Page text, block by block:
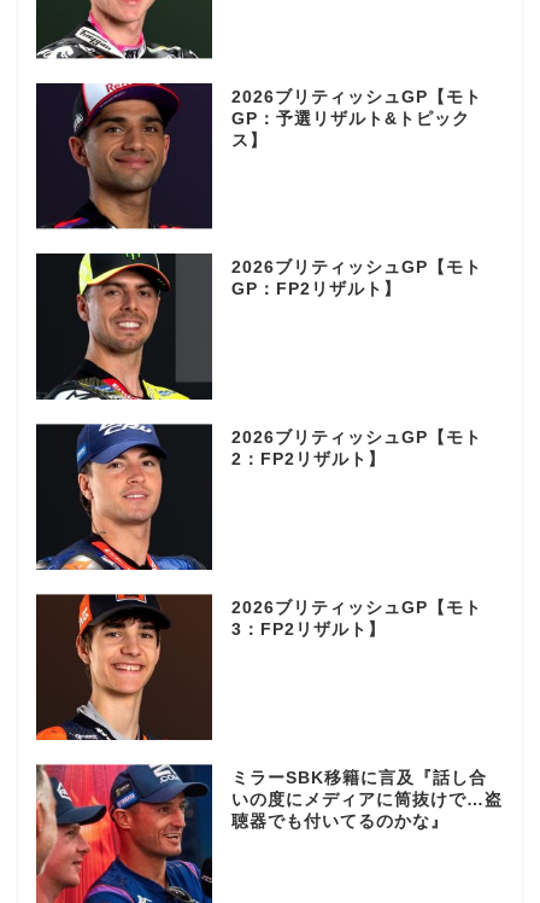
2026ブリティッシュGP【モト
GP：予選リザルト&トピック
ス】
2026ブリティッシュGP【モト
GP：FP2リザルト】
2026ブリティッシュGP【モト
2：FP2リザルト】
2026ブリティッシュGP【モト
3：FP2リザルト】
ミラーSBK移籍に言及『話し合
いの度にメディアに筒抜けで…盗
聴器でも付いてるのかな』